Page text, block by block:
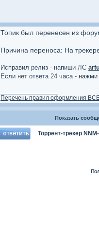
Топик был перенесен из
Причина переноса: На
Исправил релиз - напиши ЛС
Если нет ответа 24 часа -
Перечень правил оформления
Показать
Торрент-трекер